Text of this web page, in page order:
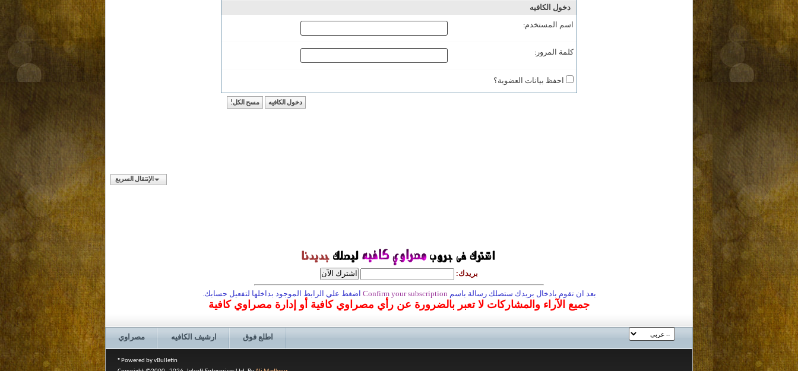
دخول الكافيه
اسم المستخدم:
كلمة المرور:
احفظ بيانات العضوية؟
الإنتقال السريع
بريدك:
بعد ان تقوم بادخال بريدك ستصلك رسالة باسم Confirm your subscription اضغط علي الرابط الموجود بداخلها لتفعيل حسابك.
جميع الآراء والمشاركات لا تعبر بالضرورة عن رأي مصراوي كافية أو إدارة مصراوي كافية
مصراوي ارشيف الكافيه اطلع فوق
Powered by vBulletin®